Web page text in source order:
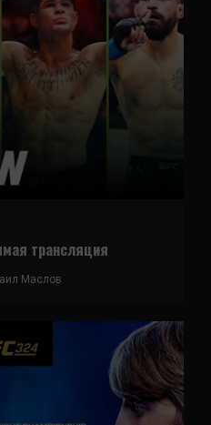
трансляция
Маслов